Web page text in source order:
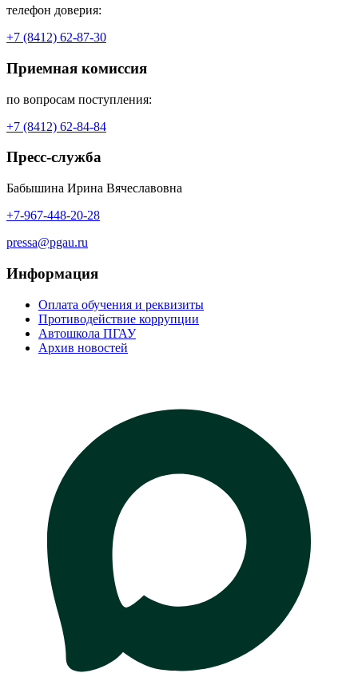
телефон доверия:
+7 (8412) 62-87-30
Приемная комиссия
по вопросам поступления:
+7 (8412) 62-84-84
Пресс-служба
Бабышина Ирина Вячеславовна
+7-967-448-20-28
pressa@pgau.ru
Информация
Оплата обучения и реквизиты
Противодействие коррупции
Автошкола ПГАУ
Архив новостей